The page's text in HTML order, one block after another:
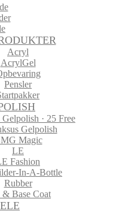
Acryl
AcrylGel
Pensler
· 25 Free
Gelpolish
Magic
LE
Fashion
In-A-Bottle
Rubber
& Base Coat